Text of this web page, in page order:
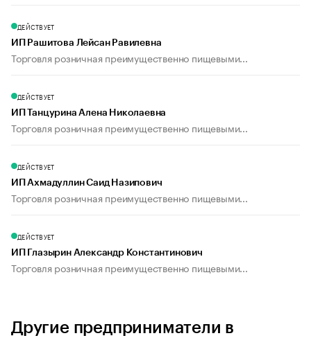
ДЕЙСТВУЕТ
ИП Рашитова Лейсан Равилевна
Торговля розничная преимущественно пищевыми...
ДЕЙСТВУЕТ
ИП Танцурина Алена Николаевна
Торговля розничная преимущественно пищевыми...
ДЕЙСТВУЕТ
ИП Ахмадуллин Саид Назипович
Торговля розничная преимущественно пищевыми...
ДЕЙСТВУЕТ
ИП Глазырин Александр Константинович
Торговля розничная преимущественно пищевыми...
Другие предприниматели в